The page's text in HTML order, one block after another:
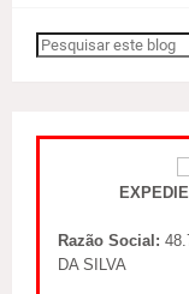
Razão Social:
DA SILVA